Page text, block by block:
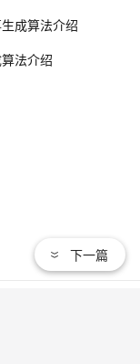
较
成算法介绍
法介绍
下一篇